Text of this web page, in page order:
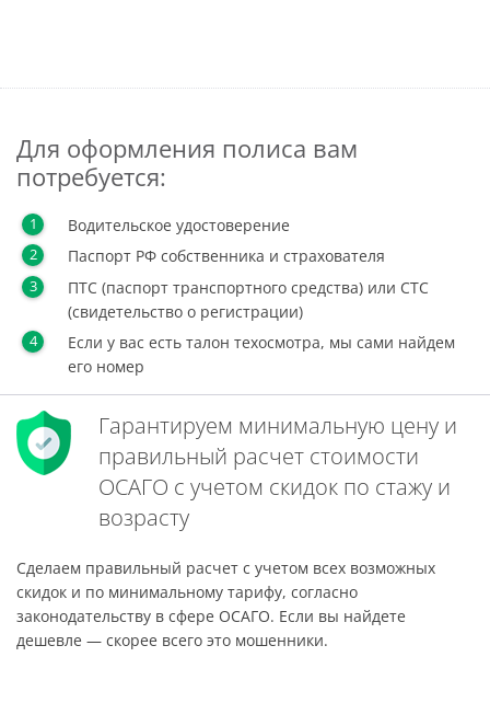
Для оформления полиса вам
потребуется:
Водительское удостоверение
Паспорт РФ собственника и страхователя
ПТС (паспорт транспортного средства) или СТС
(свидетельство о регистрации)
Если у вас есть талон техосмотра, мы сами найдем
его номер
Гарантируем минимальную цену и
правильный расчет стоимости
ОСАГО с учетом скидок по стажу и
возрасту
Сделаем правильный расчет с учетом всех возможных
скидок и по минимальному тарифу, согласно
законодательству в сфере ОСАГО. Если вы найдете
дешевле — скорее всего это мошенники.